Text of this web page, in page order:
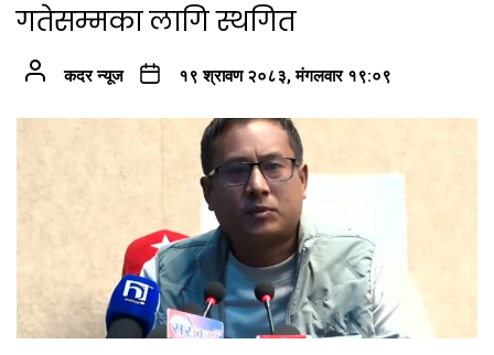
गतेसम्मका लागि स्थगित
कदर न्यूज १९ श्रावण २०८३, मंगलवार १९:०९